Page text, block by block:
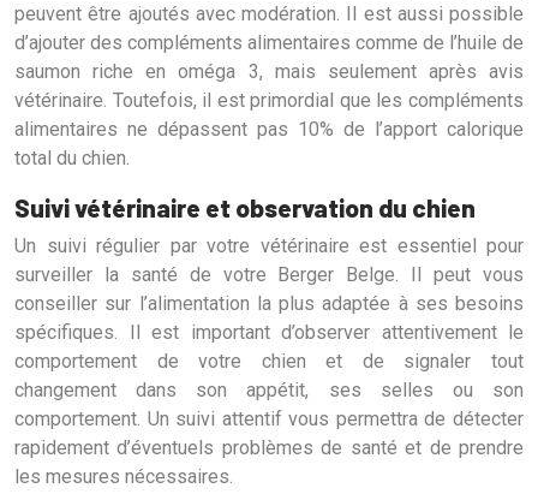
peuvent être ajoutés avec modération. Il est aussi possible
d’ajouter des compléments alimentaires comme de l’huile de
saumon riche en oméga 3, mais seulement après avis
vétérinaire. Toutefois, il est primordial que les compléments
alimentaires ne dépassent pas 10% de l’apport calorique
total du chien.
Suivi vétérinaire et observation du chien
Un suivi régulier par votre vétérinaire est essentiel pour
surveiller la santé de votre Berger Belge. Il peut vous
conseiller sur l’alimentation la plus adaptée à ses besoins
spécifiques. Il est important d’observer attentivement le
comportement de votre chien et de signaler tout
changement dans son appétit, ses selles ou son
comportement. Un suivi attentif vous permettra de détecter
rapidement d’éventuels problèmes de santé et de prendre
les mesures nécessaires.